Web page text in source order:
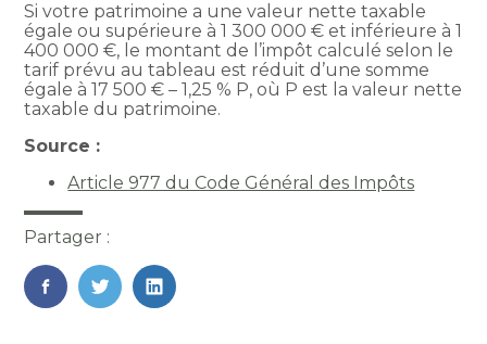
Si votre patrimoine a une valeur nette taxable
égale ou supérieure à 1 300 000 € et inférieure à 1
400 000 €, le montant de l’impôt calculé selon le
tarif prévu au tableau est réduit d’une somme
égale à 17 500 € – 1,25 % P, où P est la valeur nette
taxable du patrimoine.
Source :
Article 977 du Code Général des Impôts
Partager :
FaceBook
TwitterLinkedIn